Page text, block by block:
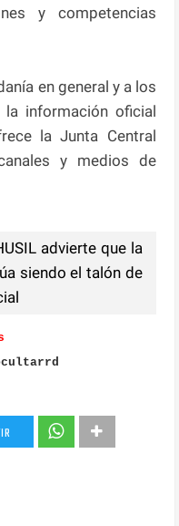
y competencias
en general y a los
información oficial
la Junta Central
y medios de
advierte que la
siendo el talón de